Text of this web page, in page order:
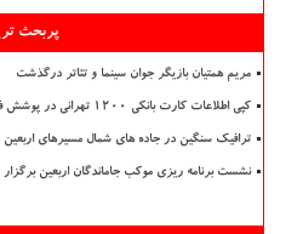
پربحث
مریم همتیان بازیگر جوان سینما و تئاتر درگذشت
کپی اطلاعات کارت بانکی ۱۲۰۰ تهرانی در پوشش فروشنده میوه
ترافیک سنگین در جاده های شمال مسیرهای
نشست برنامه ریزی موکب جاماندگان اربعین